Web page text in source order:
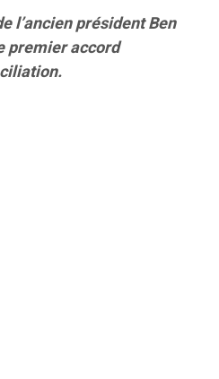
l’ancien président Ben
premier accord